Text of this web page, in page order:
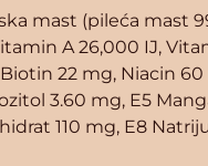
mast (pileća mast
A 26,000 IJ,
22 mg, Niacin
3.60 mg, E5
110 mg, E8